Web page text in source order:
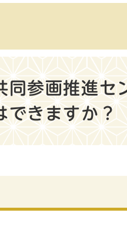
同参画推進
できますか？